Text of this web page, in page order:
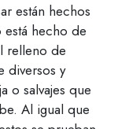
están hechos
hecho de
relleno de
diversos y
o salvajes que
Al igual que